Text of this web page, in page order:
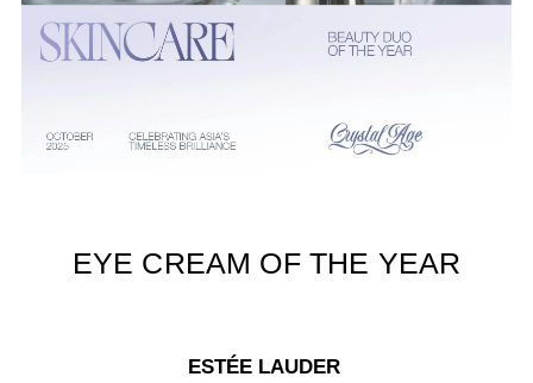
EYE CREAM OF THE YEAR
ESTÉE LAUDER